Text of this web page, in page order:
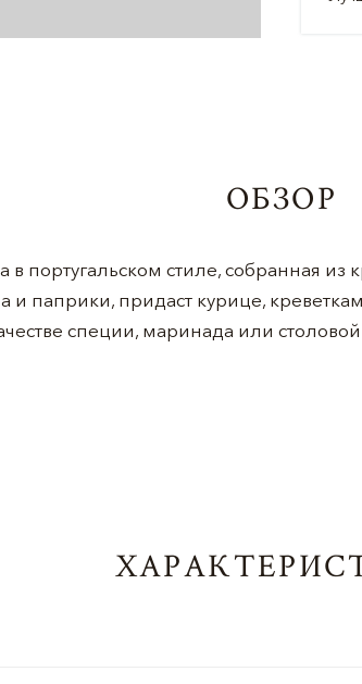
ОБЗОР
в португальском стиле, собранная
и паприки, придаст курице,
специи, маринада или